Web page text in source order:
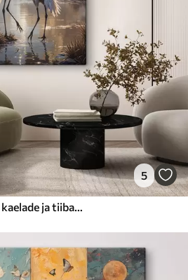
5
Kaks suurt halli, pikkade kaelade ja tiibadega kraanat, mis seisavad puudest ümbritsetud udujärves